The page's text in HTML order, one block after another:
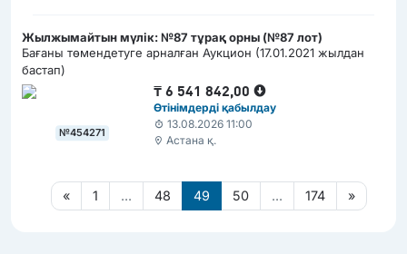
Жылжымайтын мүлік: №87 тұрақ орны (№87 лот)
Бағаны төмендетуге арналған Аукцион (17.01.2021 жылдан
бастап)
№454271
₸6 541 842,00
Өтінімдерді қабылдау
13.08.2026 11:00
Астана қ.
« 1 ... 48 49 50 ... 174 »